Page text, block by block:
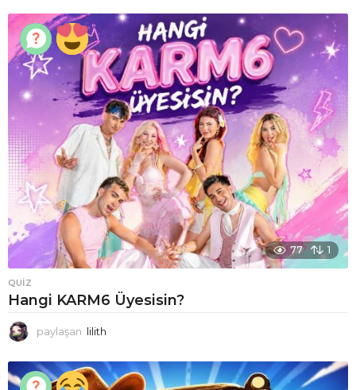
77 1
QUIZ
Hangi KARM6 Üyesisin?
paylaşan lilith